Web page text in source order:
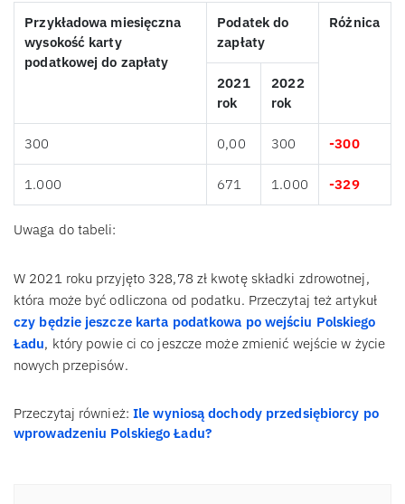
Przykładowa miesięczna
wysokość karty
podatkowej do zapłaty
Podatek do
zapłaty
Różnica
2021
rok
2022
rok
300 0,00 300 -300
1.000 671 1.000 -329
Uwaga do tabeli:
W 2021 roku przyjęto 328,78 zł kwotę składki zdrowotnej,
która może być odliczona od podatku. Przeczytaj też artykuł
czy będzie jeszcze karta podatkowa po wejściu Polskiego
Ładu, który powie ci co jeszcze może zmienić wejście w życie
nowych przepisów.
Przeczytaj również: Ile wyniosą dochody przedsiębiorcy po
wprowadzeniu Polskiego Ładu?